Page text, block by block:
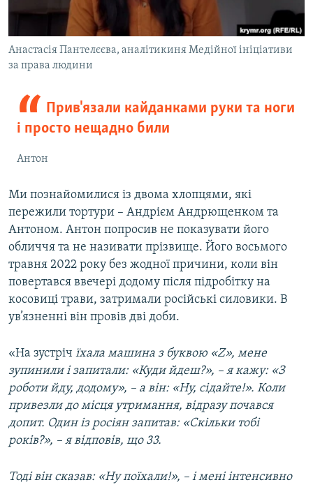
Анастасія Пантелєєва, аналітикиня Медійної ініціативи
за права людини
Прив'язали кайданками руки та ноги
і просто нещадно били
Антон
Ми познайомилися із двома хлопцями, які
пережили тортури – Андрієм Андрющенком та
Антоном. Антон попросив не показувати його
обличчя та не називати прізвище. Його восьмого
травня 2022 року без жодної причини, коли він
повертався ввечері додому після підробітку на
косовиці трави, затримали російські силовики. В
ув’язненні він провів дві доби.
«На зустріч їхала машина з буквою «Z», мене
зупинили і запитали: «Куди йдеш?», – я кажу: «З
роботи йду, додому», – а він: «Ну, сідайте!». Коли
привезли до місця утримання, відразу почався
допит. Один із росіян запитав: «Скільки тобі
років?», – я відповів, що 33.
Тоді він сказав: «Ну поїхали!», – і мені інтенсивно